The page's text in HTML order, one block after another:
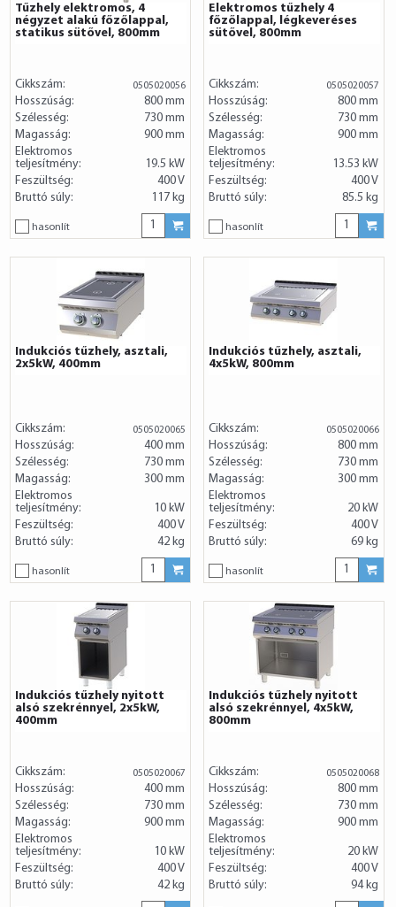
Tűzhely elektromos, 4
négyzet alakú főzőlappal,
statikus sütővel, 800mm
Cikkszám: 0505020056
Hosszúság:
800 mm
Szélesség:
730 mm
Magasság:
900 mm
Elektromos
teljesítmény:
19.5 kW
Feszültség:
400 V
Bruttó súly:
117 kg
hasonlít
Elektromos tűzhely 4
főzőlappal, légkeveréses
sütővel, 800mm
Cikkszám: 0505020057
Hosszúság:
800 mm
Szélesség:
730 mm
Magasság:
900 mm
Elektromos
teljesítmény:
13.53 kW
Feszültség:
400 V
Bruttó súly:
85.5 kg
hasonlít
Indukciós tűzhely, asztali,
2x5kW, 400mm
Cikkszám: 0505020065
Hosszúság:
400 mm
Szélesség:
730 mm
Magasság:
300 mm
Elektromos
teljesítmény:
10 kW
Feszültség:
400 V
Bruttó súly:
42 kg
hasonlít
Indukciós tűzhely, asztali,
4x5kW, 800mm
Cikkszám: 0505020066
Hosszúság:
800 mm
Szélesség:
730 mm
Magasság:
300 mm
Elektromos
teljesítmény:
20 kW
Feszültség:
400 V
Bruttó súly:
69 kg
hasonlít
Indukciós tűzhely nyitott
alsó szekrénnyel, 2x5kW,
400mm
Cikkszám: 0505020067
Hosszúság:
400 mm
Szélesség:
730 mm
Magasság:
900 mm
Elektromos
teljesítmény:
10 kW
Feszültség:
400 V
Bruttó súly:
42 kg
Indukciós tűzhely nyitott
alsó szekrénnyel, 4x5kW,
800mm
Cikkszám: 0505020068
Hosszúság:
800 mm
Szélesség:
730 mm
Magasság:
900 mm
Elektromos
teljesítmény:
20 kW
Feszültség:
400 V
Bruttó súly:
94 kg